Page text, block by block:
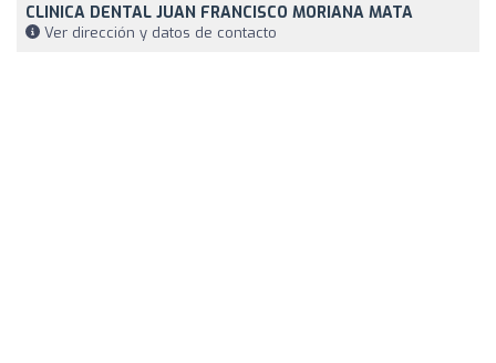
CLINICA DENTAL JUAN FRANCISCO MORIANA MATA
Ver dirección y datos de contacto